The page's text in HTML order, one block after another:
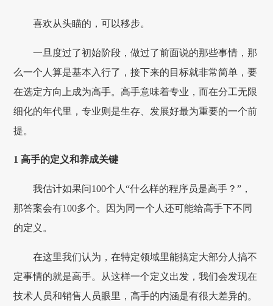
喜欢从头瞄的，可以移步。
一旦度过了初始阶段，做过了前面说的那些事情，那
么一个人算是基本入行了，接下来的目标就非常简单，要
在选定方向上成为高手。高手意味着专业，而在分工无限
细化的年代里，专业则是生存、发展好最为重要的一个前
提。
1 高手的定义和养成关键
我估计如果问100个人“什么样的程序员是高手？”，
那答案会有100多个。因为同一个人还可能给高手下不同
的定义。
在这里我们认为，在特定领域里能搞定大部分人搞不
定事情的就是高手。从这样一个定义出发，我们会发现在
技术人员和销售人员眼里，高手的内涵是有很大差异的。